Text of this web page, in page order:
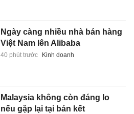
Ngày càng nhiều nhà bán hàng
Việt Nam lên Alibaba
40 phút trước Kinh doanh
Malaysia không còn đáng lo
nếu gặp lại tại bán kết